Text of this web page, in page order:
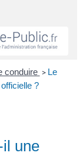
conduire > Le
?
une